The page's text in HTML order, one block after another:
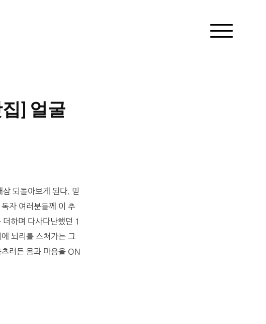
] 얼굴
되돌아보게 된다. 믿
자 여러분들께 이 추
하며 다사다난했던 1
뇌리를 스쳐가는 그
러든 몸과 마음을 ON